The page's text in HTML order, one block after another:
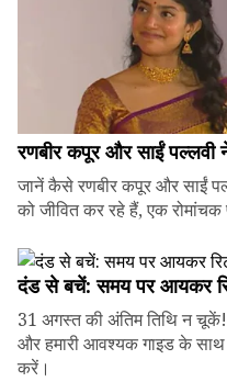
रणबीर कपूर और साईं पल्लवी
जानें कैसे रणबीर कपूर और साईं
को जीवित कर रहे हैं, एक
दंड से बचें: समय पर आयकर
31 अगस्त की अंतिम तिथि न
और हमारी आवश्यक गाइड के
करें।